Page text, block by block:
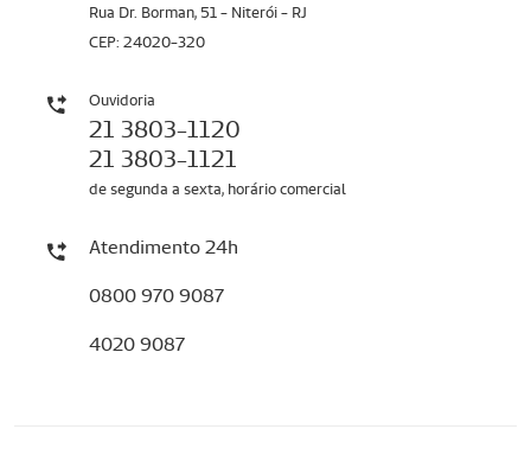
Rua Dr. Borman, 51 - Niterói - RJ
CEP: 24020-320
Ouvidoria
21 3803-1120
21 3803-1121
de segunda a sexta, horário comercial
Atendimento 24h
0800 970 9087
4020 9087